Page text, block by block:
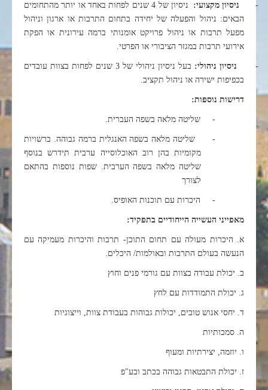
-
ניסיון מקצועי:
ניסיון של 4 שנים לפחות באחד או יותר מהתחומים
הבאים: ניהול והפעלה של יחידה בתחום התרבות או ארגון וניהול
מפעל תרבות או ניהול פרויקט אומנותי ברמה עירונית או הפקת
אירועי תרבות במגזר הציבורי או הפרטי.
-
ניסיון ניהולי:
בעל ניסיון ניהולי של 3 שנים לפחות בצוות עובדים
בכפיפות ישירה או ניהול תקציב.
דרישות נוספות:
-
שליטה מלאה בשפה העברית.
-
שליטה מלאה בשפה האנגלית ברמה גבוהה. ברשויות
מקומיות בהן רוב האוכלוסייה ערבית תידרש בנוסף
שליטה מלאה בשפה הערבית. שפות נוספות בהתאם
לצורך
-
היכרות עם תוכנות האופיס.
מאפייני העשייה הייחודיים בתפקיד:
א. היכרות מעולה עם תחום התוכן- תרבות והיכרות מעמיקה עם
הנעשה בעולם התרבות ובאולמות/ היכלים.
ב. יכולת עבודה בצוות עם גורמי פנים וחוץ
ג. יכולת התמודדות עם לחץ
ד. יחסי אנוש טובים, יכולות גבוהות בעבודת צוות, וייצוגיות
ה. סמכותיות
ו. יוזמה, יצירתיות ומעוף
ז. יכולת התבטאות גבוהה בכתב ובע"פ